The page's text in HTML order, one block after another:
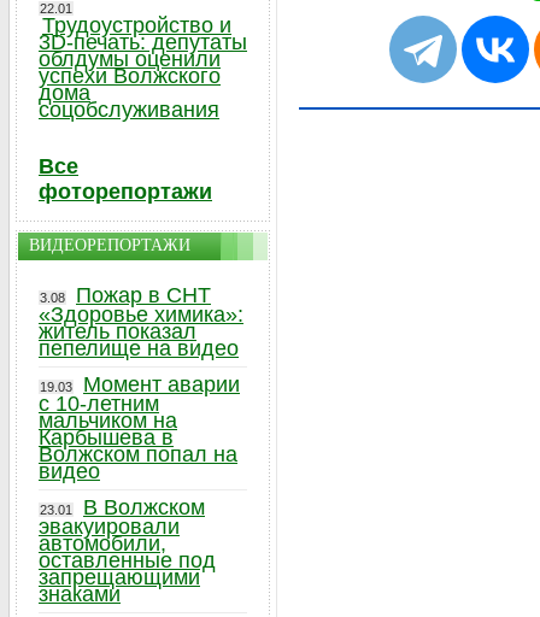
22.01
Трудоустройство и
3D-печать: депутаты
облдумы оценили
успехи Волжского
дома
соцобслуживания
Все
фоторепортажи
ВИДЕОРЕПОРТАЖИ
3.08
Пожар в СНТ
«Здоровье химика»:
житель показал
пепелище на видео
19.03
Момент аварии
с 10-летним
мальчиком на
Карбышева в
Волжском попал на
видео
23.01
В Волжском
эвакуировали
автомобили,
оставленные под
запрещающими
знаками